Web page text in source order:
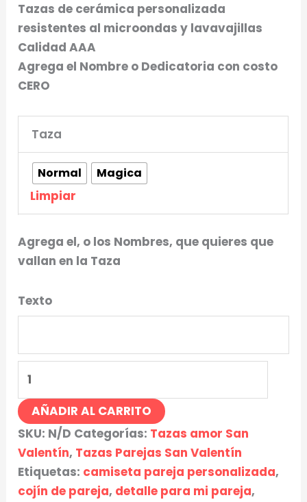
Tazas de cerámica personalizada
resistentes al microondas y lavavajillas
Calidad AAA
Agrega el Nombre o Dedicatoria con costo
CERO
Taza
Normal Magica
Limpiar
Agrega el, o los Nombres, que quieres que
vallan en la Taza
Texto
AÑADIR AL CARRITO
SKU: N/D Categorías: Tazas amor San
Valentín, Tazas Parejas San Valentín
Etiquetas: camiseta pareja personalizada,
cojín de pareja, detalle para mi pareja,